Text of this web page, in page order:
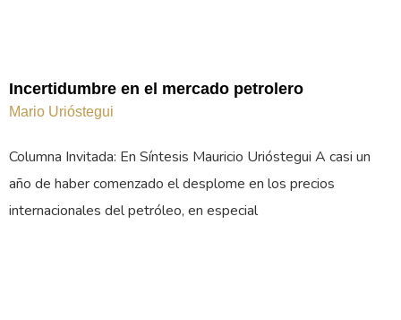
Incertidumbre en el mercado petrolero
Mario Urióstegui
Columna Invitada: En Síntesis Mauricio Urióstegui A casi un
año de haber comenzado el desplome en los precios
internacionales del petróleo, en especial